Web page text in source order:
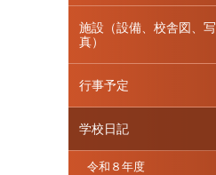
施設（設備、校舎図、写
真）
行事予定
学校日記
令和８年度